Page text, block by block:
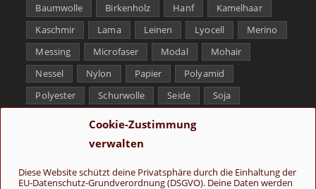
Cookie-Zustimmung
verwalten
Diese Website schützt deine Privatsphäre durch die Einhaltung der
EU-Datenschutz-Grundverordnung (DSGVO). Deine Daten werden
Baumwolle
Birkenholz Hanf
Kamelhaar
Kaschmir
Lama Leinen Lyocell
Merino
Messing
Microfaser Modal
Mohair
Nessel
Nylon Papier
Polyamid
Polyester
Schurwolle Seide
Soja
Tencel
Yak
Folge uns